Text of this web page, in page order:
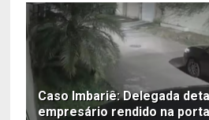
Caso Imbariê: Delegada
empresário rendido na